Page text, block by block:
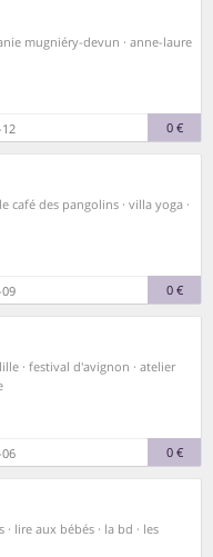
mugniéry-devun · anne-laure
0 €
le café des pangolins · villa yoga ·
0 €
lille · festival d'avignon · atelier
0 €
· lire aux bébés · la bd · les